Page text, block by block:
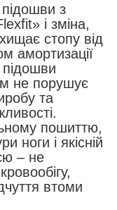
підошви з
і зміна,
стопу від
амортизації
не порушує
та
пошиттю,
ноги і якісній
– не
втоми